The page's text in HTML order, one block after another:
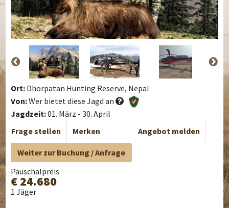
Ort: Dhorpatan Hunting Reserve, Nepal
Von:Wer bietet diese Jagd an
Jagdzeit:01. März - 30. April
Frage stellen
Merken Angebot melden
Weiter zur Buchung / Anfrage
Pauschalpreis
€ 24.680
1 Jäger